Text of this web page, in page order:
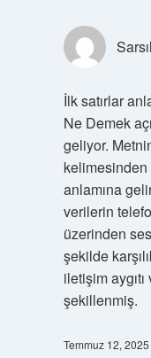
İlk satırlar
Ne Demek
geliyor.
anlamına
verilerin
üzerinden
şekilde
iletişim
şekillenmiş.
Temmuz 12, 2025